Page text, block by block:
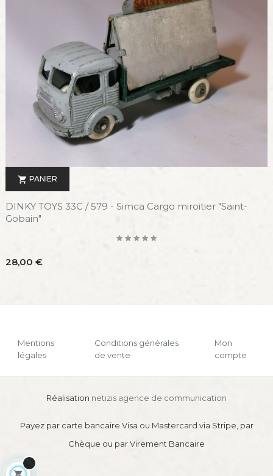
Cargo miroitier "Saint-
DINKY TOYS 33AN / 577 -
Mentions
légales
Conditions générales
de vente
Mon
compte
Réalisation netizis agence de communication
Payez par carte bancaire Visa ou Mastercard via Stripe, par
Chèque ou par Virement Bancaire
